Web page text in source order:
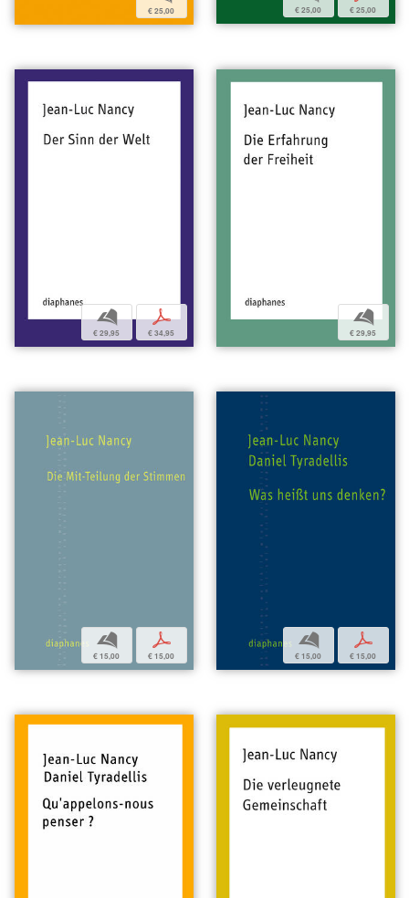
€ 25,00 € 25,00 € 25,00
b
€ 29,95
p
€ 34,95
b
€ 29,95
b
€ 15,00
p
€ 15,00
b
€ 15,00
p
€ 15,00